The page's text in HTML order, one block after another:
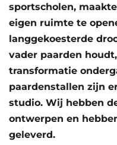
sportscholen,
eigen ruimte te
langgekoesterde
vader paarden
transformatie
paardenstallen zijn
studio. Wij hebben
ontwerpen en
geleverd.